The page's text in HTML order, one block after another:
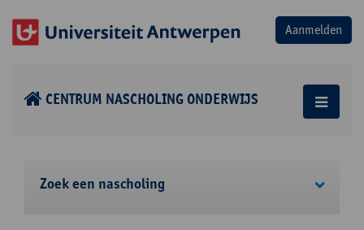
CENTRUM NASCHOLING ONDERWIJS
Zoek een nascholing